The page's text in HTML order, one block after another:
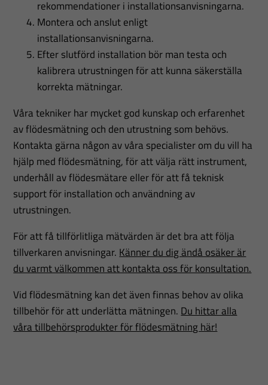
rekommendationer i installationsanvisningarna.
Montera och anslut enligt
installationsanvisningarna.
Efter slutförd installation bör man testa och
kalibrera utrustningen för att kunna säkerställa
korrekta mätningar.
Våra tekniker har mycket god kunskap och erfarenhet
av flödesmätning och den utrustning som behövs.
Kontakta gärna någon av våra specialister om du vill ha
hjälp med flödesmätning, för att välja rätt instrument,
underhåll av flödesmätare eller för att få teknisk
support för installation och användning av
utrustningen.
För att få tillförlitliga mätvärden är det bra att följa
tillverkaren anvisningar. Känner du dig ändå osäker är
du varmt välkommen att kontakta oss för konsultation.
Vid flödesmätning kan det även finnas behov av olika
tillbehör för att underlätta mätningen. Du hittar alla
våra tillbehörsprodukter för flödesmätning här!
Nödvändiga
Dessa
cookies går
inte att välja
bort. De
att hemsidan
över huvud
taget ska
fungera.
Statistik
För att vi ska